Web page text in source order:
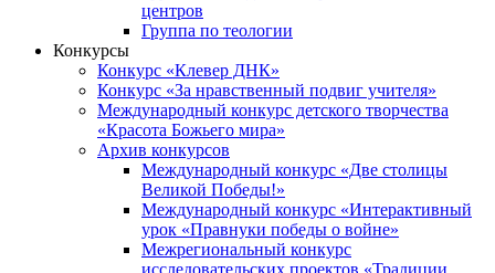
центров
Группа по теологии
Конкурсы
Конкурс «Клевер ДНК»
Конкурс «За нравственный подвиг учителя»
Международный конкурс детского творчества
«Красота Божьего мира»
Архив конкурсов
Международный конкурс «Две столицы
Великой Победы!»
Международный конкурс «Интерактивный
урок «Правнуки победы о войне»
Межрегиональный конкурс
исследовательских проектов «Традиции